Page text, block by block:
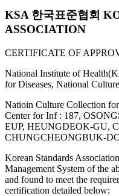
KSA 한국표준협회
ASSOCIATION
CERTIFICATE OF
National Institute of
for Diseases, National
Natioin Culture Collection for
Center for Inf : 187,
EUP, HEUNGDEOK-GU,
CHUNGCHEONGBUK-
Korean Standards
Management System of the
and found to meet the
certification detailed below: